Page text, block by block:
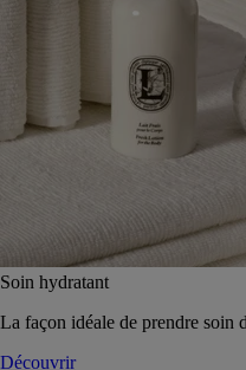
Soin hydratant
La façon idéale de prendre soin
Découvrir